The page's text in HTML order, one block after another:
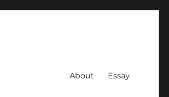
About Essay